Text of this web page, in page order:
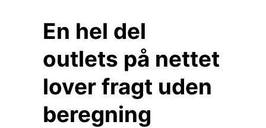
En hel del
outlets på nettet
lover fragt uden
beregning